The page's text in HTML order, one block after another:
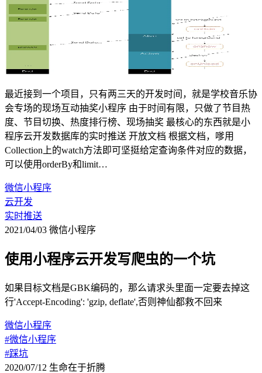
最近接到一个项目，只有两三天的开发时间，就是学校音乐协
会专场的现场互动抽奖小程序 由于时间有限，只做了节目热
度、节目切换、热度排行榜、现场抽奖 最核心的东西就是小
程序云开发数据库的实时推送 开放文档 根据文档，嗲用
Collection上的watch方法即可坚挺给定查询条件对应的数据，
可以使用orderBy和limit…
微信小程序
云开发
实时推送
2021/04/03 微信小程序
使用小程序云开发写爬虫的一个坑
如果目标文档是GBK编码的，那么请求头里面一定要去掉这
行'Accept-Encoding': 'gzip, deflate',否则神仙都救不回来
微信小程序
#微信小程序
#踩坑
2020/07/12 生命在于折腾